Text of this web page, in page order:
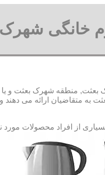
خانگی
منطقه شهرک بعثت و یا
متقاضیان ارائه می
از افراد محصولات